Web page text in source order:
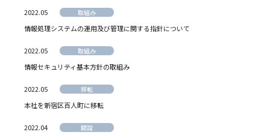
2022.05 取組み
情報処理システムの運用及び管理に関する指針について
2022.05 取組み
情報セキュリティ基本方針の取組み
2022.05 移転
本社を新宿区百人町に移転
2022.04 開設